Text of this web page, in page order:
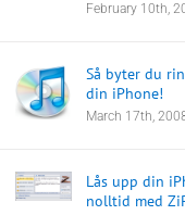
February 10th,
Så byter du
din iPhone!
March 17th,
Lås upp din
nolltid med